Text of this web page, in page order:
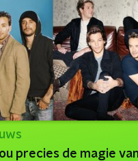
precies de magie